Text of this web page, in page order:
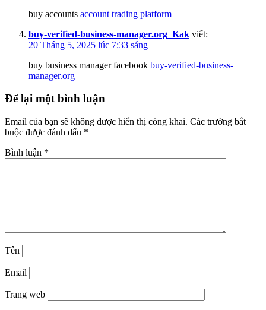
buy accounts account trading platform
buy-verified-business-manager.org_Kak viết:
20 Tháng 5, 2025 lúc 7:33 sáng
buy business manager facebook buy-verified-business-
manager.org
Để lại một bình luận
Email của bạn sẽ không được hiển thị công khai. Các trường bắt
buộc được đánh dấu *
Bình luận *
Tên
Email
Trang web